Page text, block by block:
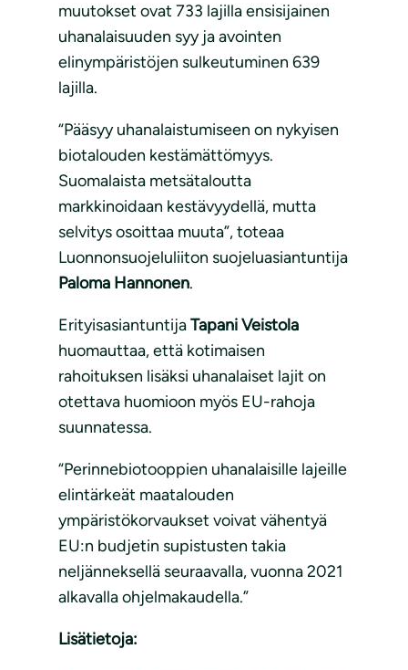
muutokset ovat 733 lajilla ensisijainen
uhanalaisuuden syy ja avointen
elinympäristöjen sulkeutuminen 639
lajilla.
“Pääsyy uhanalaistumiseen on nykyisen
biotalouden kestämättömyys.
Suomalaista metsätaloutta
markkinoidaan kestävyydellä, mutta
selvitys osoittaa muuta”, toteaa
Luonnonsuojeluliiton suojeluasiantuntija
Paloma Hannonen.
ErityisasiantuntijaTapani Veistola
huomauttaa, että kotimaisen
rahoituksen lisäksi uhanalaiset lajit on
otettava huomioon myös EU-rahoja
suunnatessa.
“Perinnebiotooppien uhanalaisille lajeille
elintärkeät maatalouden
ympäristökorvaukset voivat vähentyä
EU:n budjetin supistusten takia
neljänneksellä seuraavalla, vuonna 2021
alkavalla ohjelmakaudella.”
Lisätietoja: